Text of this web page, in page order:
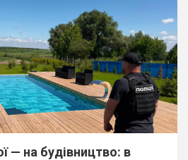
— на будівництво: в